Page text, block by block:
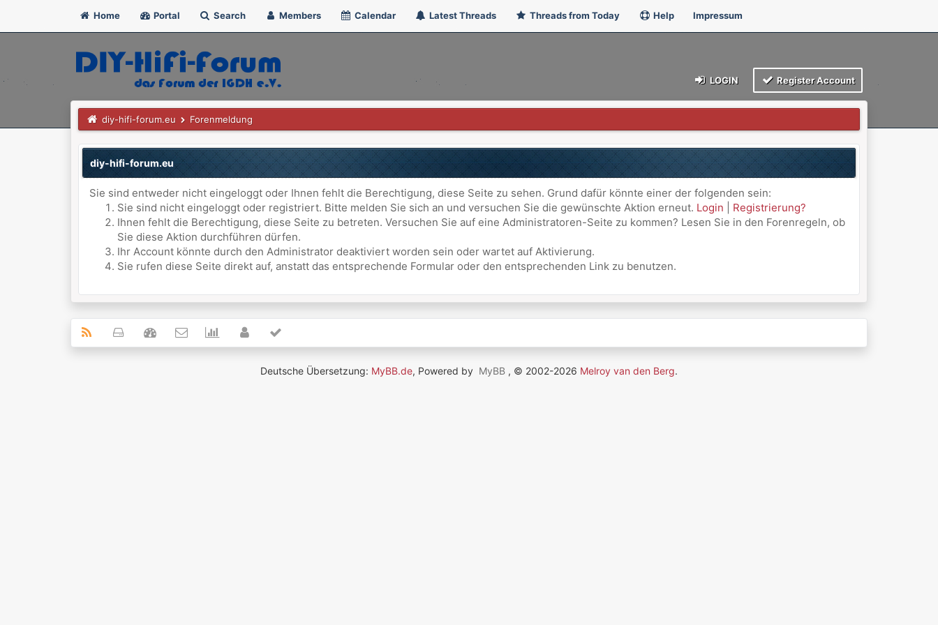
Home Portal Search Members Calendar Latest Threads Threads from Today Help Impressum
LOGIN Register Account
diy-hifi-forum.eu Forenmeldung
diy-hifi-forum.eu
Sie sind entweder nicht eingeloggt oder Ihnen fehlt die Berechtigung, diese Seite zu sehen. Grund dafür könnte einer der folgenden sein:
Sie sind nicht eingeloggt oder registriert. Bitte melden Sie sich an und versuchen Sie die gewünschte Aktion erneut. Login
Registrierung?
Ihnen fehlt die Berechtigung, diese Seite zu betreten. Versuchen Sie auf eine Administratoren-Seite zu kommen? Lesen Sie in den Forenregeln, ob
Sie diese Aktion durchführen dürfen.
Ihr Account könnte durch den Administrator deaktiviert worden sein oder wartet auf Aktivierung.
Sie rufen diese Seite direkt auf, anstatt das entsprechende Formular oder den entsprechenden Link zu benutzen.
Deutsche Übersetzung: MyBB.de, Powered by MyBB , © 2002-2026 Melroy van den Berg.